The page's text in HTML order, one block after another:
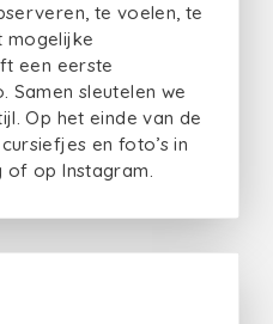
te voelen, te
mogelijke
een eerste
sleutelen we
Op het einde van de
en foto’s in
of op Instagram.